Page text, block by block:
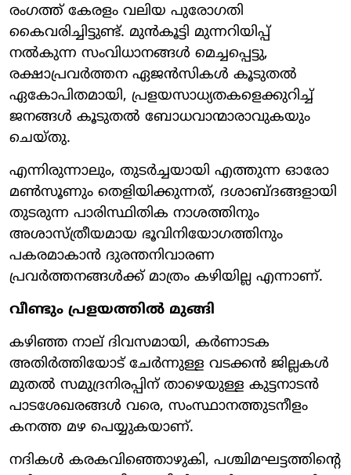
രംഗത്ത് കേരളം വലിയ പുരോഗതി
കൈവരിച്ചിട്ടുണ്ട്. മുൻകൂട്ടി മുന്നറിയിപ്പ്
നൽകുന്ന സംവിധാനങ്ങൾ മെച്ചപ്പെട്ടു,
രക്ഷാപ്രവർത്തന ഏജൻസികൾ കൂടുതൽ
ഏകോപിതമായി, പ്രളയസാധ്യതകളെക്കുറിച്ച്
ജനങ്ങൾ കൂടുതൽ ബോധവാന്മാരാവുകയും
ചെയ്തു.
എന്നിരുന്നാലും, തുടർച്ചയായി എത്തുന്ന ഓരോ
മൺസൂണും തെളിയിക്കുന്നത്, ദശാബ്ദങ്ങളായി
തുടരുന്ന പാരിസ്ഥിതിക നാശത്തിനും
അശാസ്ത്രീയമായ ഭൂവിനിയോഗത്തിനും
പകരമാകാൻ ദുരന്തനിവാരണ
പ്രവർത്തനങ്ങൾക്ക് മാത്രം കഴിയില്ല എന്നാണ്.
വീണ്ടും പ്രളയത്തിൽ മുങ്ങി
കഴിഞ്ഞ നാല് ദിവസമായി, കർണാടക
അതിർത്തിയോട് ചേർന്നുള്ള വടക്കൻ ജില്ലകൾ
മുതൽ സമുദ്രനിരപ്പിന് താഴെയുള്ള കുട്ടനാടൻ
പാടശേഖരങ്ങൾ വരെ, സംസ്ഥാനത്തുടനീളം
കനത്ത മഴ പെയ്യുകയാണ്.
നദികൾ കരകവിഞ്ഞൊഴുകി, പശ്ചിമഘട്ടത്തിന്റെ